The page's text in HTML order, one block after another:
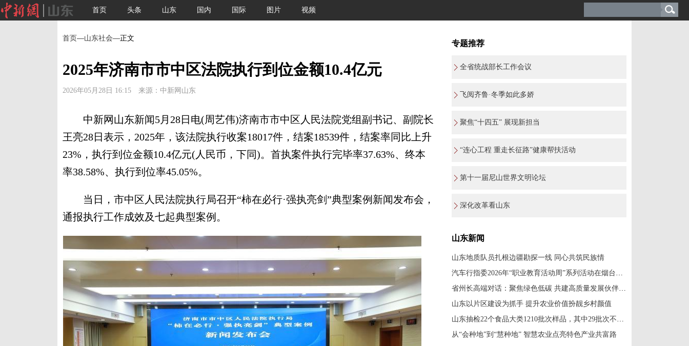
首页 头条 山东 国内 国际 图片 视频
首页—山东社会—正文
2025年济南市市中区法院执行到位金额10.4亿元
2026年05月28日 16:15 来源：中新网山东
中新网山东新闻5月28日电(周艺伟)济南市市中区人民法院党组副书记、副院长
王亮28日表示，2025年，该法院执行收案18017件，结案18539件，结案率同比上升
23%，执行到位金额10.4亿元(人民币，下同)。首执案件执行完毕率37.63%、终本
率38.58%、执行到位率45.05%。
当日，市中区人民法院执行局召开“柿在必行·强执亮剑”典型案例新闻发布会，
通报执行工作成效及七起典型案例。
专题推荐
全省统战部长工作会议
飞阅齐鲁·冬季如此多娇
聚焦“十四五” 展现新担当
“连心工程 重走长征路”健康帮扶活动
第十一届尼山世界文明论坛
深化改革看山东
山东新闻
山东地质队员扎根边疆勘探一线 同心共筑民族情
汽车行指委2026年“职业教育活动周”系列活动在烟台举办
省州长高端对话：聚焦绿色低碳 共建高质量发展伙伴关系
山东以片区建设为抓手 提升农业价值扮靓乡村颜值
山东抽检22个食品大类1210批次样品，其中29批次不合格
从“会种地”到“慧种地” 智慧农业点亮特色产业共富路